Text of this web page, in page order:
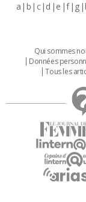
a b c d e f g
Qui sommes
Données
Tous les